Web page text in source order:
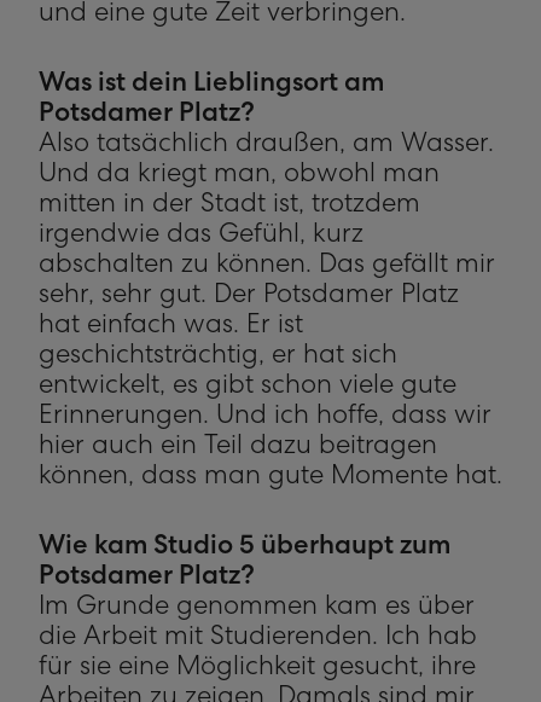
und eine gute Zeit verbringen.
Was ist dein Lieblingsort am
Potsdamer Platz?
Also tatsächlich draußen, am Wasser.
Und da kriegt man, obwohl man
mitten in der Stadt ist, trotzdem
irgendwie das Gefühl, kurz
abschalten zu können. Das gefällt mir
sehr, sehr gut. Der Potsdamer Platz
hat einfach was. Er ist
geschichtsträchtig, er hat sich
entwickelt, es gibt schon viele gute
Erinnerungen. Und ich hoffe, dass wir
hier auch ein Teil dazu beitragen
können, dass man gute Momente hat.
Wie kam Studio 5 überhaupt zum
Potsdamer Platz?
Im Grunde genommen kam es über
die Arbeit mit Studierenden. Ich hab
für sie eine Möglichkeit gesucht, ihre